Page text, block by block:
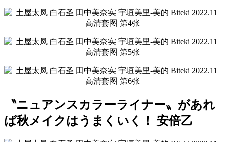
〝ニュアンスカラーライナー〟があれ
ば秋メイクはうまくいく！ 安倍乙